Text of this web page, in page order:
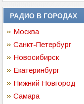
РАДИО В ГОРОДАХ
Москва
Санкт-Петербург
Новосибирск
Екатеринбург
Нижний Новгород
Самара